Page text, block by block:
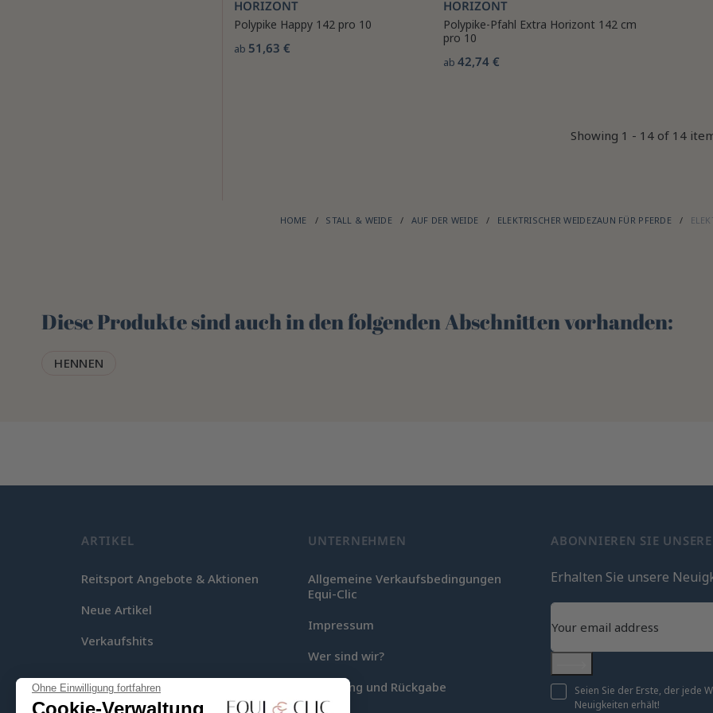
Ohne Einwilligung fortfahren
Cookie-Verwaltung
HORIZONT
Polypike Happy 142 pro 10
ab 51,63 €
HORIZONT
Polypike-Pfahl Extra Horizont 142 cm
pro 10
ab 42,74 €
Showing 1 - 14 of 14
HOME STALL & WEIDE AUF DER WEIDE ELEKTRISCHER WEIDEZAUN FÜR PFERDE
Diese Produkte sind auch in den folgenden Abschnitten vorhanden:
HENNEN
ARTIKEL
Reitsport Angebote & Aktionen
Neue Artikel
Verkaufshits
UNTERNEHMEN
Allgemeine Verkaufsbedingungen
Equi-Clic
Impressum
Wer sind wir?
Lieferung und Rückgabe
ABONNIEREN SIE
Erhalten Sie unsere
Abonnieren
Seien Sie der Erste, der jede
Neuigkeiten erhält!